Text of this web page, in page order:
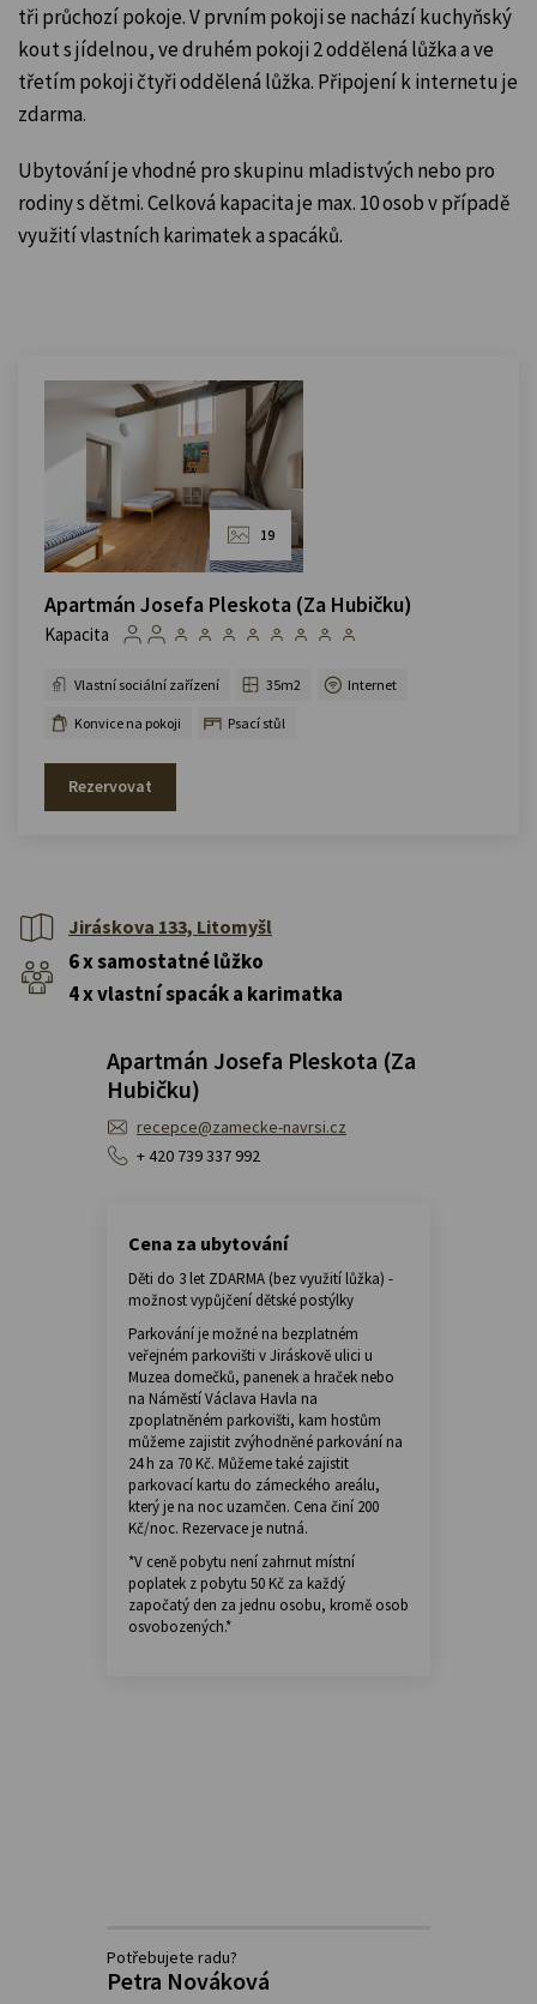
tři průchozí pokoje. V prvním pokoji se nachází kuchyňský
kout s jídelnou, ve druhém pokoji 2 oddělená lůžka a ve
třetím pokoji čtyři oddělená lůžka. Připojení k internetu je
zdarma.
Ubytování je vhodné pro skupinu mladistvých nebo pro
rodiny s dětmi. Celková kapacita je max. 10 osob v případě
využití vlastních karimatek a spacáků.
19
Apartmán Josefa Pleskota (Za Hubičku)
Kapacita
Vlastní sociální zařízení 35m2 Internet
Konvice na pokoji Psací stůl
Rezervovat
Jiráskova 133, Litomyšl
6 x samostatné lůžko
4 x vlastní spacák a karimatka
Apartmán Josefa Pleskota (Za
Hubičku)
recepce@zamecke-navrsi.cz
+ 420 739 337 992
Cena za ubytování
Děti do 3 let ZDARMA (bez využití lůžka) -
možnost vypůjčení dětské postýlky
Parkování je možné na bezplatném
veřejném parkovišti v Jiráskově ulici u
Muzea domečků, panenek a hraček nebo
na Náměstí Václava Havla na
zpoplatněném parkovišti, kam hostům
můžeme zajistit zvýhodněné parkování na
24 h za 70 Kč. Můžeme také zajistit
parkovací kartu do zámeckého areálu,
který je na noc uzamčen. Cena činí 200
Kč/noc. Rezervace je nutná.
*V ceně pobytu není zahrnut místní
poplatek z pobytu 50 Kč za každý
započatý den za jednu osobu, kromě osob
osvobozených.*
Potřebujete radu?
Petra Nováková